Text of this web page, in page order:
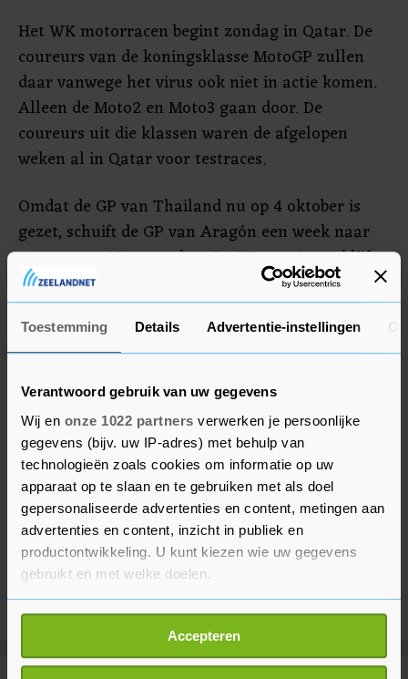
Toestemming Details Advertentie-instellingen
Verantwoord gebruik van uw gegevens
Wij en onze 1022 partners verwerken je persoonlijke
gegevens (bijv. uw IP-adres) met behulp van
technologieën zoals cookies om informatie op uw
apparaat op te slaan en te gebruiken met als doel
gepersonaliseerde advertenties en content, metingen aan
advertenties en content, inzicht in publiek en
productontwikkeling. U kunt kiezen wie uw gegevens
gebruikt en met welke doelen.
Als u het toestaat, willen we ook graag:
Informatie verzamelen over uw geografische
locatie, die tot een paar meter nauwkeurig kan zijn
Accepteren
Het WK motorracen begint zondag in Qatar. De
coureurs van de koningsklasse MotoGP zullen
daar vanwege het virus ook niet in actie komen.
Alleen de Moto2 en Moto3 gaan door. De
coureurs uit die klassen waren de afgelopen
weken al in Qatar voor testraces.
Omdat de GP van Thailand nu op 4 oktober is
gezet, schuift de GP van Aragón een week naar
voren naar 27 september. De TT van Assen blijft
gewoon staan op 28 juni.